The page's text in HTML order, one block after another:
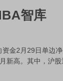
智库
2月29日单边净
新高。其中，沪股